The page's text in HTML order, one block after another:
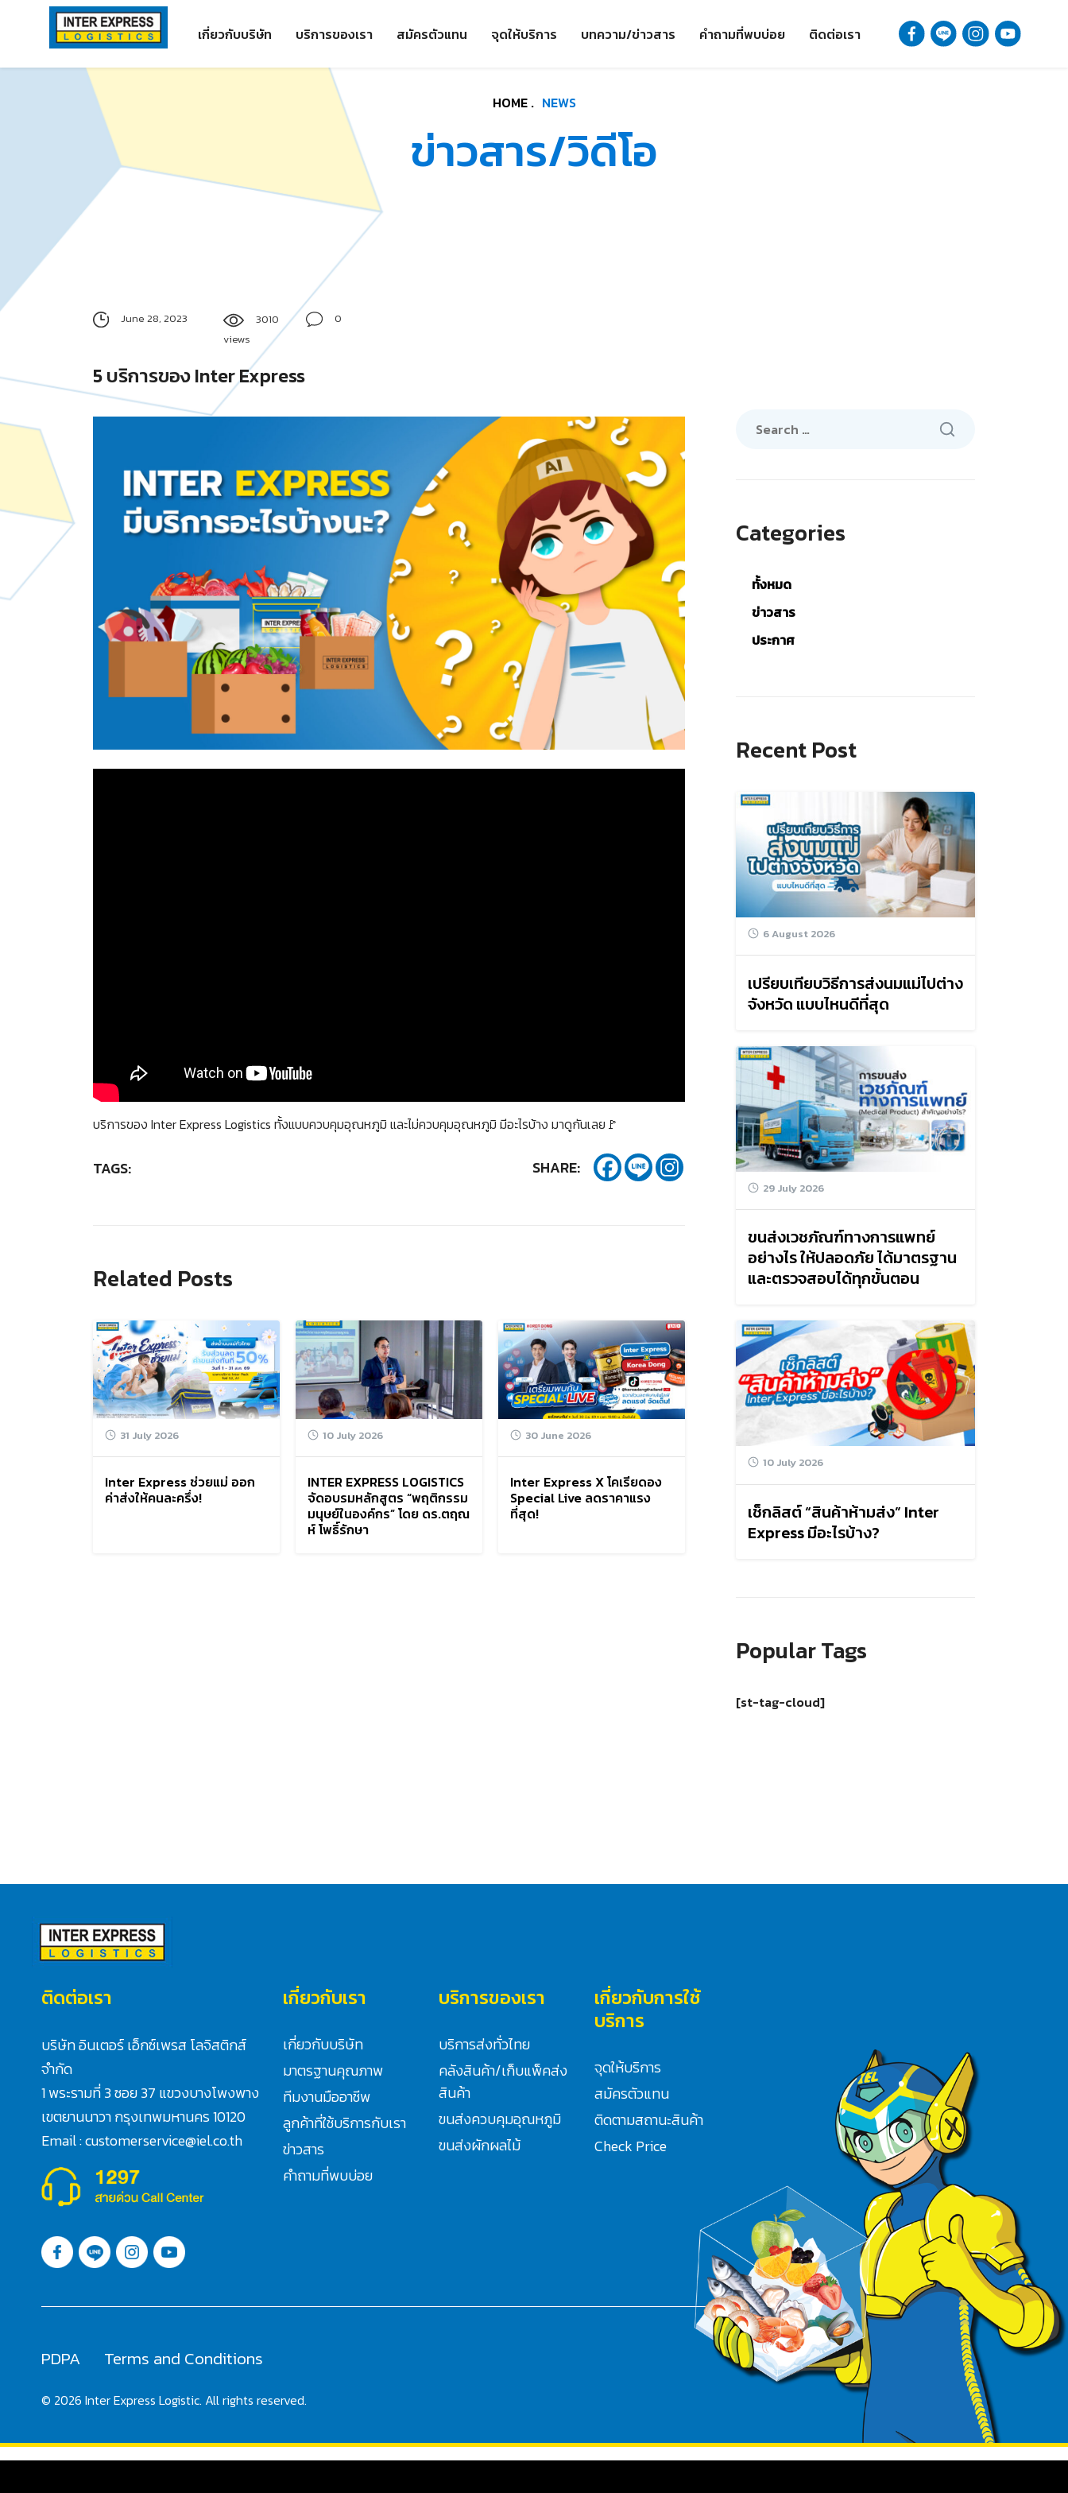
Paste this code as high in the of the page as possible:
to
เกี่ยวกับบริษัท บริการของเรา สมัครตัวแทน จุดให้บริการ บทความ/ข่าวสาร คำถามที่พบบ่อย ติดต่อเรา
HOME . NEWS
ข่าวสาร/วิดีโอ
June 28, 2023
3010
views
0
5 บริการของ Inter Express
บริการของ Inter Express Logistics ทั้งแบบควบคุมอุณหภูมิ และไม่ควบคุมอุณหภูมิ มีอะไรบ้าง มาดูกันเลย🚩
TAGS: SHARE:
Related Posts
31 July 2026
Inter Express ช่วยแม่ ออก
ค่าส่งให้คนละครึ่ง!
10 July 2026
INTER EXPRESS LOGISTICS
จัดอบรมหลักสูตร “พฤติกรรม
มนุษย์ในองค์กร” โดย ดร.ตฤณ
ห์ โพธิ์รักษา
30 June 2026
Inter Express X โคเรียดอง
Special Live ลดราคาแรง
ที่สุด!
Categories
ทั้งหมด
ข่าวสาร
ประกาศ
Recent Post
6 August 2026
เปรียบเทียบวิธีการส่งนมแม่ไปต่าง
จังหวัด แบบไหนดีที่สุด
29 July 2026
ขนส่งเวชภัณฑ์ทางการแพทย์
อย่างไร ให้ปลอดภัย ได้มาตรฐาน
และตรวจสอบได้ทุกขั้นตอน
10 July 2026
เช็กลิสต์ “สินค้าห้ามส่ง” Inter
Express มีอะไรบ้าง?
Popular Tags
[st-tag-cloud]
ติดต่อเรา
บริษัท อินเตอร์ เอ็กซ์เพรส โลจิสติกส์
จำกัด
1 พระรามที่ 3 ซอย 37 แขวงบางโพงพาง
เขตยานนาวา กรุงเทพมหานคร 10120
Email : customerservice@iel.co.th
เกี่ยวกับเรา
เกี่ยวกับบริษัท
มาตรฐานคุณภาพ
ทีมงานมืออาชีพ
ลูกค้าที่ใช้บริการกับเรา
ข่าวสาร
คำถามที่พบบ่อย
บริการของเรา
บริการส่งทั่วไทย
คลังสินค้า/เก็บแพ็คส่ง
สินค้า
ขนส่งควบคุมอุณหภูมิ
ขนส่งผักผลไม้
เกี่ยวกับการใช้
บริการ
จุดให้บริการ
สมัครตัวแทน
ติดตามสถานะสินค้า
Check Price
PDPA Terms and Conditions
© 2026 Inter Express Logistic. All rights reserved.